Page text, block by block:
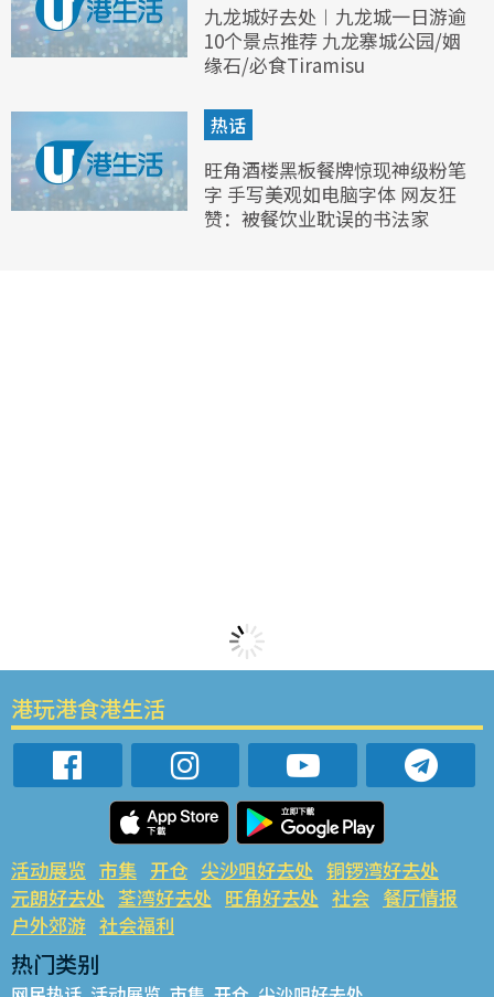
九龙城好去处︱九龙城一日游逾
10个景点推荐 九龙寨城公园/姻
缘石/必食Tiramisu
热话
旺角酒楼黑板餐牌惊现神级粉笔
字 手写美观如电脑字体 网友狂
赞：被餐饮业耽误的书法家
港玩港食港生活
活动展览 市集 开仓 尖沙咀好去处 铜锣湾好去处
元朗好去处 荃湾好去处 旺角好去处 社会 餐厅情报
户外郊游 社会福利
热门类别